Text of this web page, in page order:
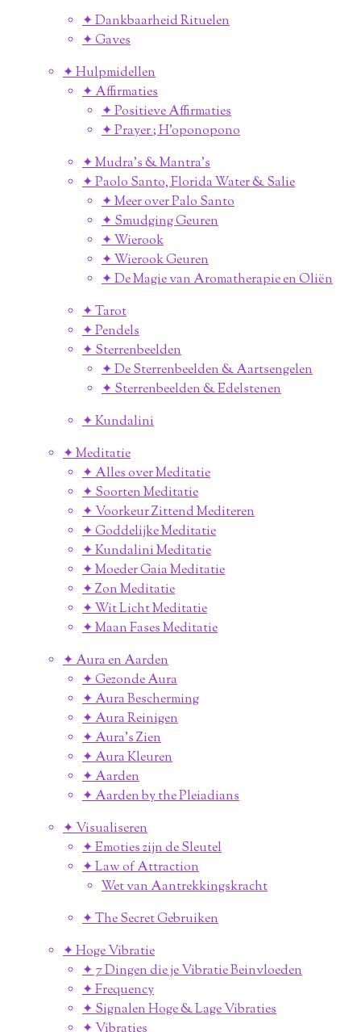
✦ Dankbaarheid Rituelen
✦ Gaves
✦ Hulpmidellen
✦ Affirmaties
✦ Positieve Affirmaties
✦ Prayer ; H'oponopono
✦ Mudra's & Mantra's
✦ Paolo Santo, Florida Water & Salie
✦ Meer over Palo Santo
✦ Smudging Geuren
✦ Wierook
✦ Wierook Geuren
✦ De Magie van Aromatherapie en Oliën
✦ Tarot
✦ Pendels
✦ Sterrenbeelden
✦ De Sterrenbeelden & Aartsengelen
✦ Sterrenbeelden & Edelstenen
✦ Kundalini
✦ Meditatie
✦ Alles over Meditatie
✦ Soorten Meditatie
✦ Voorkeur Zittend Mediteren
✦ Goddelijke Meditatie
✦ Kundalini Meditatie
✦ Moeder Gaia Meditatie
✦ Zon Meditatie
✦ Wit Licht Meditatie
✦ Maan Fases Meditatie
✦ Aura en Aarden
✦ Gezonde Aura
✦ Aura Bescherming
✦ Aura Reinigen
✦ Aura's Zien
✦ Aura Kleuren
✦ Aarden
✦ Aarden by the Pleiadians
✦ Visualiseren
✦ Emoties zijn de Sleutel
✦ Law of Attraction
Wet van Aantrekkingskracht
✦ The Secret Gebruiken
✦ Hoge Vibratie
✦ 7 Dingen die je Vibratie Beinvloeden
✦ Frequency
✦ Signalen Hoge & Lage Vibraties